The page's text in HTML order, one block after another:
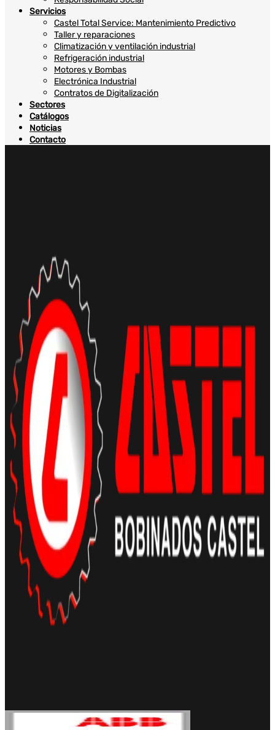
Servicios
Castel Total Service: Mantenimiento Predictivo
Taller y reparaciones
Climatización y ventilación industrial
Refrigeración industrial
Motores y Bombas
Electrónica Industrial
Contratos de Digitalización
Sectores
Catálogos
Noticias
Contacto